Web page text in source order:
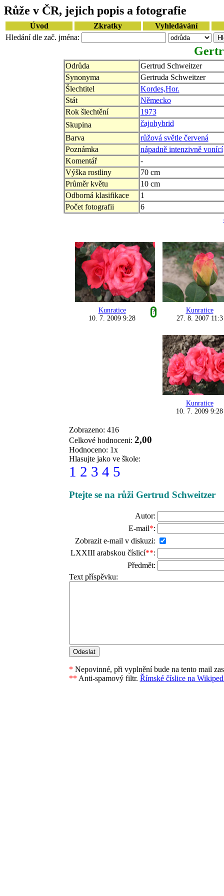
Růže v ČR, jejich popis a fotografie
Úvod Zkratky
Vyhledávání
Hledání dle zač. jména:
Odrůda
Gertrud Schweitzer
Synonyma
Gertruda Schweitzer
Šlechtitel
Kordes,Hor.
Stát
Německo
Rok šlechtění
1973
Skupina
čajohybrid
Barva
růžová světle červená
Poznámka
nápadně intenzivně vonící
Komentář
-
Výška rostliny
70 cm
Průměr květu
10 cm
Odborná klasifikace
1
Počet fotografii
6
Kunratice
?
10. 7. 2009 9:28
Kunratice
27. 8. 2007 11:3
Kunratice
10. 7. 2009 9:28
Zobrazeno: 416
Celkové hodnoceni: 2,00
Hodnoceno: 1x
Hlasujte jako ve škole:
1 2 3 4 5
Ptejte se na růži Gertrud Schweitzer
Autor:
E-mail*:
Zobrazit e-mail v diskuzi:
LXXIII arabskou číslicí**:
Předmět:
Text příspěvku:
* Nepovinné, při vyplnění bude na tento mail
** Anti-spamový filtr. Římské číslice na